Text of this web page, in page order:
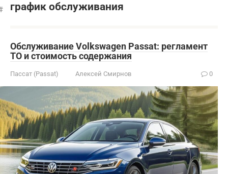
график обслуживания
Обслуживание Volkswagen Passat: регламент
ТО и стоимость содержания
Пассат (Passat) Алексей Смирнов 0